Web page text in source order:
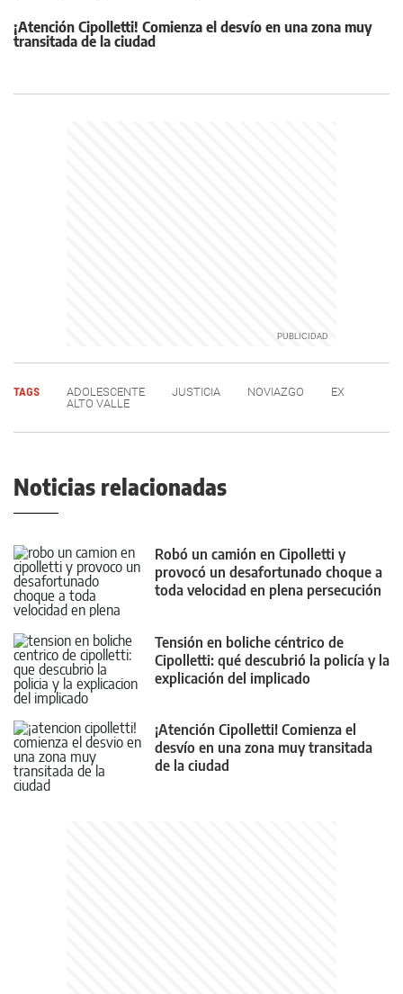
¡Atención Cipolletti! Comienza el desvío en una zona muy
transitada de la ciudad
TAGS ADOLESCENTE JUSTICIA NOVIAZGO
EX
ALTO VALLE
Noticias relacionadas
Robó un camión en Cipolletti y
provocó un desafortunado choque a
toda velocidad en plena persecución
Tensión en boliche céntrico de
Cipolletti: qué descubrió la policía y la
explicación del implicado
¡Atención Cipolletti! Comienza el
desvío en una zona muy transitada
de la ciudad